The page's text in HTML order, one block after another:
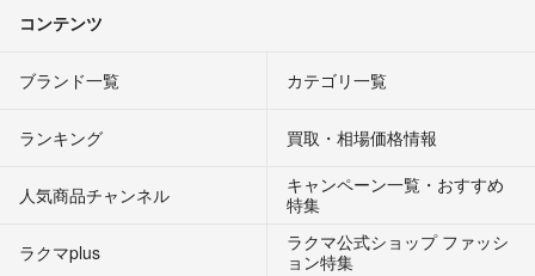
コンテンツ
ブランド一覧 カテゴリ一覧
ランキング 買取・相場価格情報
人気商品チャンネル
キャンペーン一覧・おすすめ
特集
ラクマplus
ラクマ公式ショップ ファッシ
ョン特集